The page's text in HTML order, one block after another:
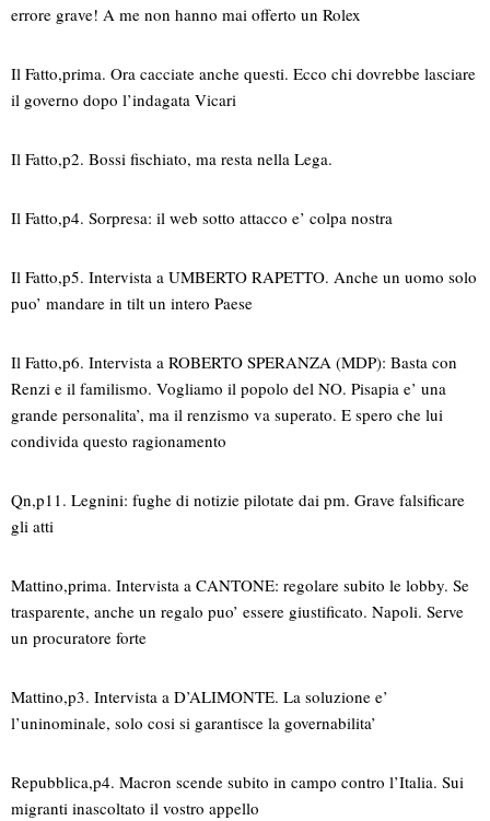
errore grave! A me non hanno mai offerto un Rolex
Il Fatto,prima. Ora cacciate anche questi. Ecco chi dovrebbe lasciare
il governo dopo l’indagata Vicari
Il Fatto,p2. Bossi fischiato, ma resta nella Lega.
Il Fatto,p4. Sorpresa: il web sotto attacco e’ colpa nostra
Il Fatto,p5. Intervista a UMBERTO RAPETTO. Anche un uomo solo
puo’ mandare in tilt un intero Paese
Il Fatto,p6. Intervista a ROBERTO SPERANZA (MDP): Basta con
Renzi e il familismo. Vogliamo il popolo del NO. Pisapia e’ una
grande personalita’, ma il renzismo va superato. E spero che lui
condivida questo ragionamento
Qn,p11. Legnini: fughe di notizie pilotate dai pm. Grave falsificare
gli atti
Mattino,prima. Intervista a CANTONE: regolare subito le lobby. Se
trasparente, anche un regalo puo’ essere giustificato. Napoli. Serve
un procuratore forte
Mattino,p3. Intervista a D’ALIMONTE. La soluzione e’
l’uninominale, solo cosi si garantisce la governabilita’
Repubblica,p4. Macron scende subito in campo contro l’Italia. Sui
migranti inascoltato il vostro appello